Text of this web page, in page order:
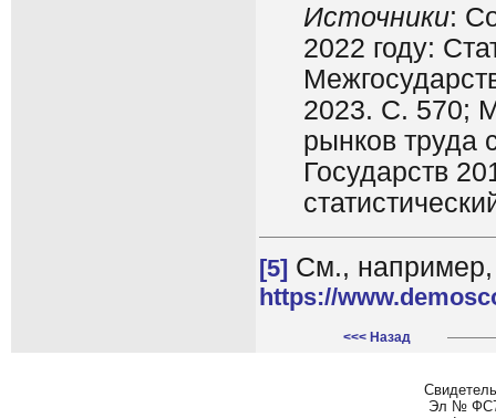
Источники:
2022 году:
2023. С. 570;
рынков труда
Государств
[5] См.,
https://
<<< Назад
Эл №